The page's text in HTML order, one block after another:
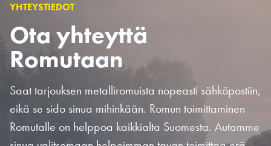
YHTEYSTIEDOT
Ota yhteyttä
Romutaan
Saat tarjouksen metalliromuista nopeasti sähköpostiin,
eikä se sido sinua mihinkään. Romun toimittaminen
Romutalle on helppoa kaikkialta Suomesta. Autamme